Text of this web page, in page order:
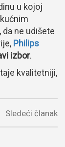
u kojoj
da ne udišete
Philips
izbor.
kvalitetniji,
Sledeći članak